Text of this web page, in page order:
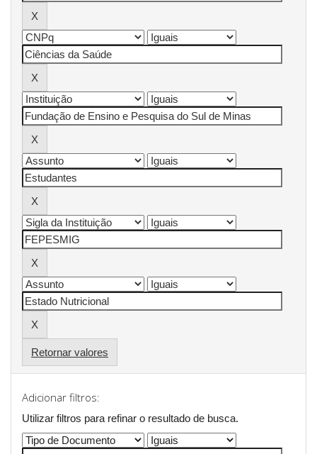
Retornar valores
Adicionar filtros:
Utilizar filtros para refinar o resultado de busca.